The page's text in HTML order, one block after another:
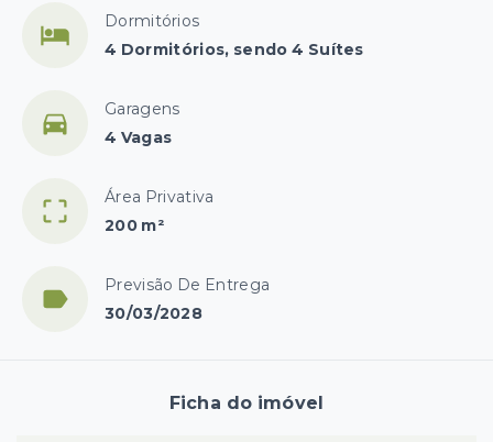
Dormitórios
4 Dormitórios, sendo 4 Suítes
Garagens
4 Vagas
Área Privativa
200 m²
Previsão De Entrega
30/03/2028
Ficha do imóvel